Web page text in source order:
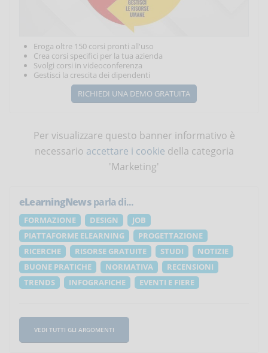
Eroga oltre 150 corsi pronti all'uso
Crea corsi specifici per la tua azienda
Svolgi corsi in videoconferenza
Gestisci la crescita dei dipendenti
RICHIEDI UNA DEMO GRATUITA
Per visualizzare questo banner informativo è
necessario accettare i cookie della categoria
'Marketing'
eLearningNewsparla di...
FORMAZIONE DESIGN
JOB
PIATTAFORME ELEARNING
PROGETTAZIONE
RICERCHE
RISORSE GRATUITE STUDI
NOTIZIE
BUONE PRATICHE
NORMATIVA
RECENSIONI
TRENDS
INFOGRAFICHE EVENTI E FIERE
VEDI TUTTI GLI ARGOMENTI